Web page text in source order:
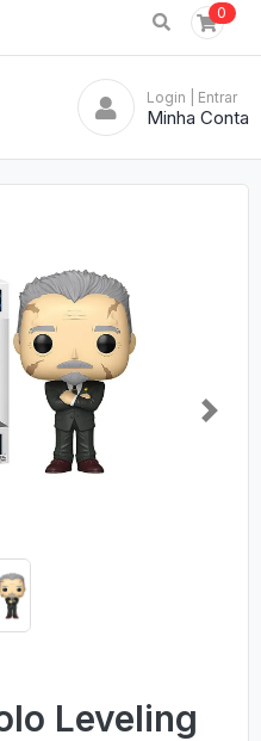
0
Login | Entrar
Minha Conta
Next
Leveling